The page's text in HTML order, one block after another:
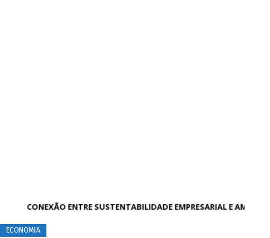
A CONEXÃO ENTRE SUSTENTABILIDADE EMPRESARIAL E
ECONOMIA